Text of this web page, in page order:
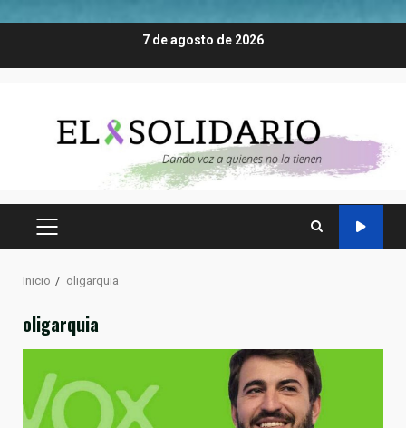
7 de agosto de 2026
MENÚ
Inicio oligarquia
oligarquia